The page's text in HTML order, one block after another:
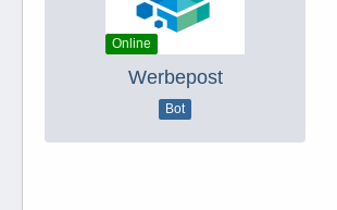
Online
Werbepost
Bot